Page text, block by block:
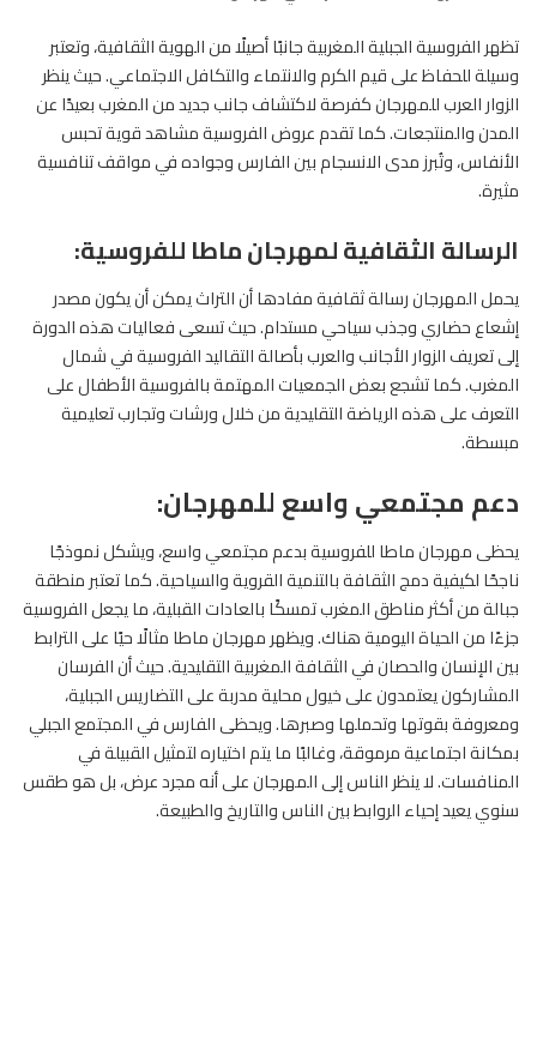
تظهرالفروسيةالجبلية المغربية جانبًا أصيلًا من الهوية الثقافية، وتعتبر
وسيلة للحفاظ على قيم الكرم والانتماء والتكافل الاجتماعي. حيث ينظر
الزوار العرب للمهرجان كفرصة لاكتشاف جانب جديد من المغرب بعيدًا عن
المدن والمنتجعات. كما تقدم عروض الفروسية مشاهد قوية تحبس
الأنفاس، وتُبرز مدى الانسجام بين الفارس وجواده في مواقف تنافسية
مثيرة.
الرسالة الثقافية لمهرجان ماطا للفروسية:
يحمل المهرجان رسالة ثقافية مفادها أن التراث يمكن أن يكون مصدر
إشعاع حضاري وجذب سياحي مستدام. حيث تسعى فعاليات هذه الدورة
إلى تعريف الزوار الأجانب والعرب بأصالة التقاليد الفروسية في شمال
المغرب. كما تشجع بعض الجمعيات المهتمة بالفروسية الأطفال على
التعرف على هذه الرياضة التقليدية من خلال ورشات وتجارب تعليمية
مبسطة.
دعم مجتمعي واسع للمهرجان:
يحظى مهرجان ماطا للفروسية بدعم مجتمعي واسع، ويشكل نموذجًا
ناجحًا لكيفية دمج الثقافة بالتنمية القروية والسياحية. كما تعتبر منطقة
جبالة من أكثر مناطق المغرب تمسكًا بالعادات القبلية، ما يجعل الفروسية
جزءًا من الحياة اليومية هناك. ويظهر مهرجان ماطا مثالًا حيًا على الترابط
بين الإنسان والحصان في الثقافة المغربية التقليدية. حيث أن الفرسان
المشاركون يعتمدون على خيول محلية مدربة على التضاريس الجبلية،
ومعروفة بقوتها وتحملها وصبرها. ويحظى الفارس في المجتمع الجبلي
بمكانة اجتماعية مرموقة، وغالبًا ما يتم اختياره لتمثيل القبيلة في
المنافسات. لا ينظر الناس إلى المهرجان على أنه مجرد عرض، بل هو طقس
سنوي يعيد إحياء الروابط بين الناس والتاريخ والطبيعة.